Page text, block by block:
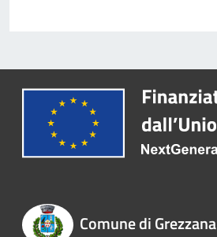
Comune di Grezzana